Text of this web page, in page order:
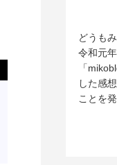
どうも
令和元
「
した感
ことを